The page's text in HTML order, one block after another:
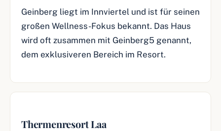
Geinberg liegt im Innviertel und ist für seinen
großen Wellness-Fokus bekannt. Das Haus
wird oft zusammen mit Geinberg5 genannt,
dem exklusiveren Bereich im Resort.
Thermenresort Laa